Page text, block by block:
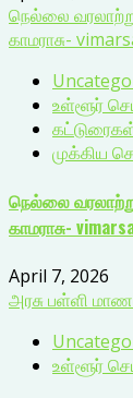
நெல்லை வரலாற்று
காமராசு-
உள்ளூர்
முக்கிய
நெல்லை
காமராசு-
April 7, 2026
அரசு பள்ளி
உள்ளூர்